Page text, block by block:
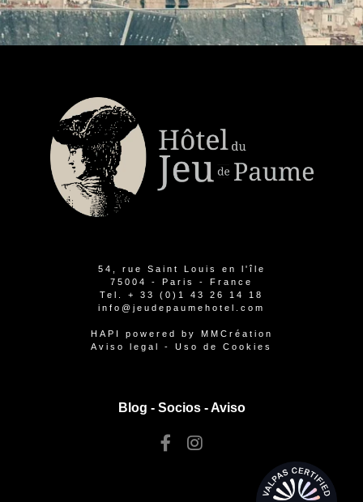
54, rue Saint Louis en l'île
75004 - Paris - France
Tel. + 33 (0)1 43 26 14 18
info@jeudepaumehotel.com
HAPI powered by MMCréation
Aviso legal
- Uso de Cookies
Blog - Socios-Aviso